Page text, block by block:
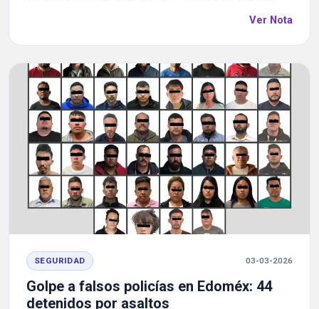
Ver Nota
SEGURIDAD 03-03-2026
Golpe a falsos policías en Edoméx: 44
detenidos por asaltos